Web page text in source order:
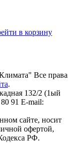
в корзину
Все права
.
132/2 (1ый
91 E-mail:
сайте, носит
офертой,
РФ.